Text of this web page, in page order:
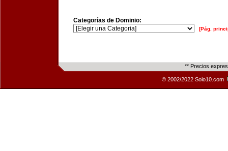
Categorías de Dominio:
[Pág.
** Precios
© 2002/2022 Solo10.com